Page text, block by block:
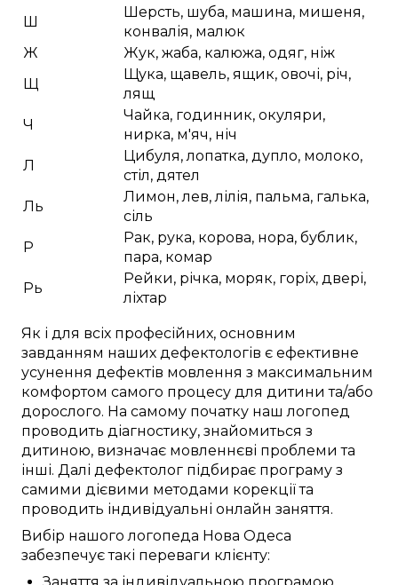
Ш
Шерсть, шуба, машина, мишеня,
конвалія, малюк
Ж
Жук, жаба, калюжа, одяг, ніж
Щ
Щука, щавель, ящик, овочі, річ,
лящ
Ч
Чайка, годинник, окуляри,
нирка, м'яч, ніч
Л
Цибуля, лопатка, дупло, молоко,
стіл, дятел
Ль
Лимон, лев, лілія, пальма, галька,
сіль
Р
Рак, рука, корова, нора, бублик,
пара, комар
Рь
Рейки, річка, моряк, горіх, двері,
ліхтар
Як і для всіх професійних, основним
завданням наших дефектологів є ефективне
усунення дефектів мовлення з максимальним
комфортом самого процесу для дитини та/або
дорослого. На самому початку наш логопед
проводить діагностику, знайомиться з
дитиною, визначає мовленнєві проблеми та
інші. Далі дефектолог підбирає програму з
самими дієвими методами корекціїта
проводить індивідуальні онлайн заняття.
Вибір нашого логопеда Нова Одеса
забезпечує такі переваги клієнту:
Заняття за індивідуальною програмою